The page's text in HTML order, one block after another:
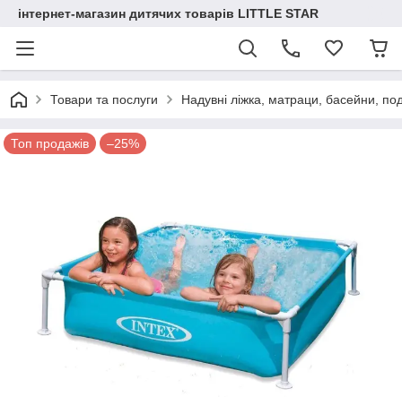
інтернет-магазин дитячих товарів LITTLE STAR
Товари та послуги Надувні ліжка, матраци, басейни,
Топ продажів –25%